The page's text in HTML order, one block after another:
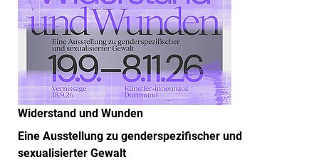
Widerstand und Wunden
Eine Ausstellung zu genderspezifischer und
sexualisierter Gewalt